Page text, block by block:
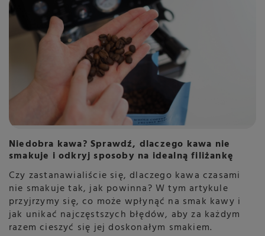
Niedobra kawa? Sprawdź, dlaczego kawa nie
smakuje i odkryj sposoby na idealną filiżankę
Czy zastanawialiście się, dlaczego kawa czasami
nie smakuje tak, jak powinna? W tym artykule
przyjrzymy się, co może wpłynąć na smak kawy i
jak unikać najczęstszych błędów, aby za każdym
razem cieszyć się jej doskonałym smakiem.